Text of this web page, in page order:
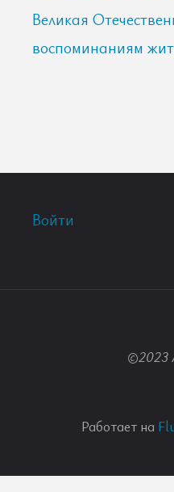
Великая
воспоминаниям
Войти
©2023
Работает на